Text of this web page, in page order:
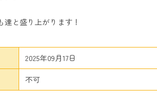
達と盛り上がります！
2025年09月17日
不可